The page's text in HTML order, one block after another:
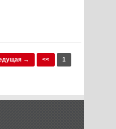
→ <<
1